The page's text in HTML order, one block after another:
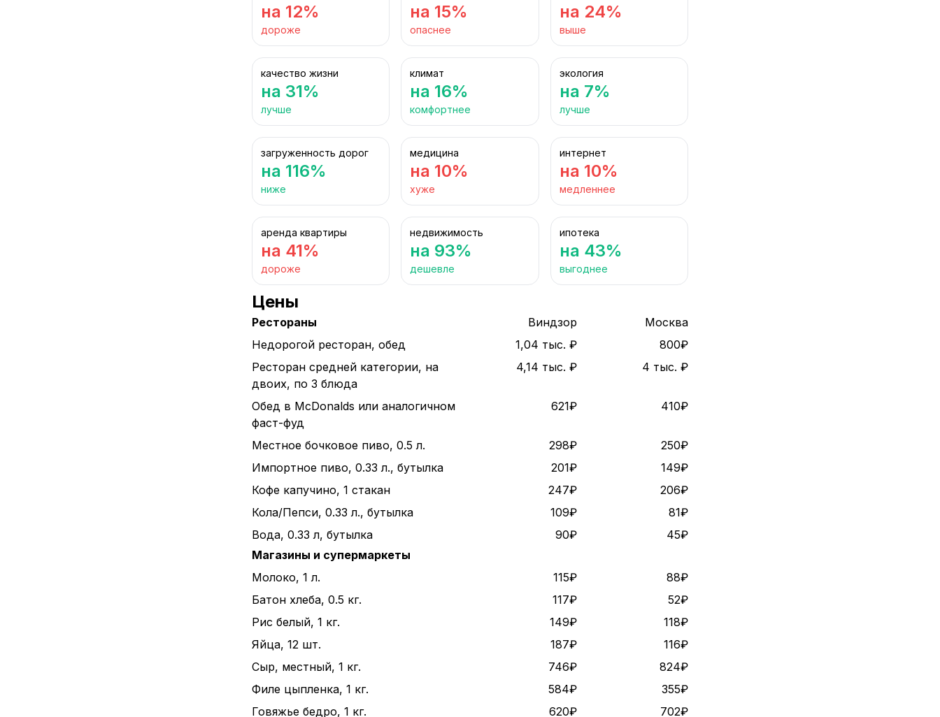
на 12%
дороже
на 15%
опаснее
на 24%
выше
качество жизни
на 31%
лучше
климат
на 16%
комфортнее
экология
на 7%
лучше
загруженность дорог
на 116%
ниже
медицина
на 10%
хуже
интернет
на 10%
медленнее
аренда квартиры
на 41%
дороже
недвижимость
на 93%
дешевле
ипотека
на 43%
выгоднее
Цены
Рестораны Виндзор
Москва
Недорогой ресторан, обед
1,04 тыс. ₽
800₽
Ресторан средней категории, на
двоих, по 3 блюда
4,14 тыс. ₽ 4 тыс. ₽
Обед в McDonalds или аналогичном
фаст-фуд
621₽ 410₽
Местное бочковое пиво, 0.5 л. 298₽
250₽
Импортное пиво, 0.33 л., бутылка
201₽
149₽
Кофе капучино, 1 стакан
247₽
206₽
Кола/Пепси, 0.33 л., бутылка
109₽
81₽
Вода, 0.33 л, бутылка
90₽
45₽
Магазины и супермаркеты
Молоко, 1 л.
115₽
88₽
Батон хлеба, 0.5 кг.
117₽
52₽
Рис белый, 1 кг.
149₽
118₽
Яйца, 12 шт.
187₽
116₽
Сыр, местный, 1 кг.
746₽
824₽
Филе цыпленка, 1 кг.
584₽
355₽
Говяжье бедро, 1 кг.
620₽
702₽